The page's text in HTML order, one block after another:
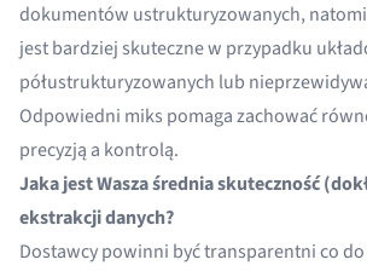
dokumentów ustrukturyzowanych,
jest bardziej skuteczne w przypadku
półustrukturyzowanych lub
Odpowiedni miks pomaga zachować
precyzją a kontrolą.
Jaka jest Wasza średnia skuteczność
ekstrakcji danych?
Dostawcy powinni być transparentni co